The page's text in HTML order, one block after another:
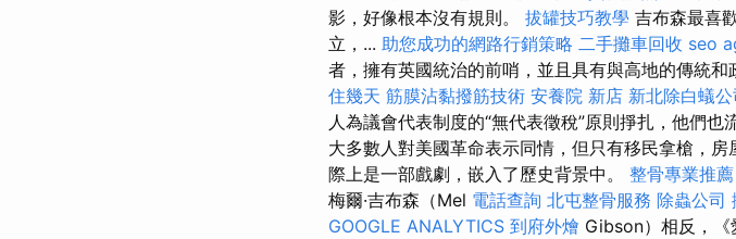
影，好像根本沒有規則。 拔罐技巧教學 吉布森最喜
立，... 助您成功的網路行銷策略 二手攤車回收 seo
者，擁有英國統治的前哨，並且具有與高地的傳統和
住幾天 筋膜沾黏撥筋技術 安養院 新店 新北除白蟻公
人為議會代表制度的“無代表徵稅”原則掙扎，他們也
大多數人對美國革命表示同情，但只有移民拿槍，
際上是一部戲劇，嵌入了歷史背景中。 整骨專業推薦
梅爾·吉布森（Mel 電話查詢 北屯整骨服務 除蟲公司
GOOGLE ANALYTICS 到府外燴 Gibson）相反，《